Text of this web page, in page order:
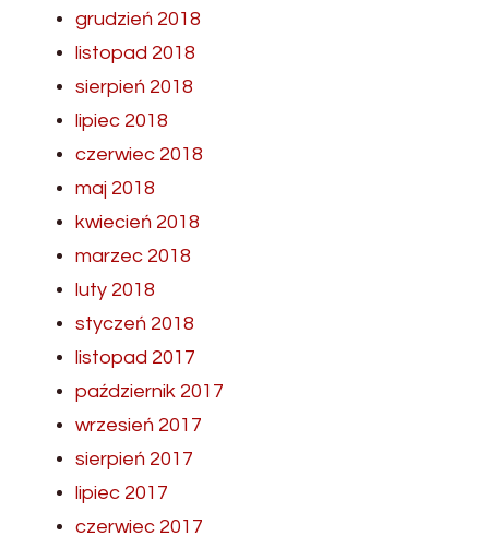
grudzień 2018
listopad 2018
sierpień 2018
lipiec 2018
czerwiec 2018
maj 2018
kwiecień 2018
marzec 2018
luty 2018
styczeń 2018
listopad 2017
październik 2017
wrzesień 2017
sierpień 2017
lipiec 2017
czerwiec 2017